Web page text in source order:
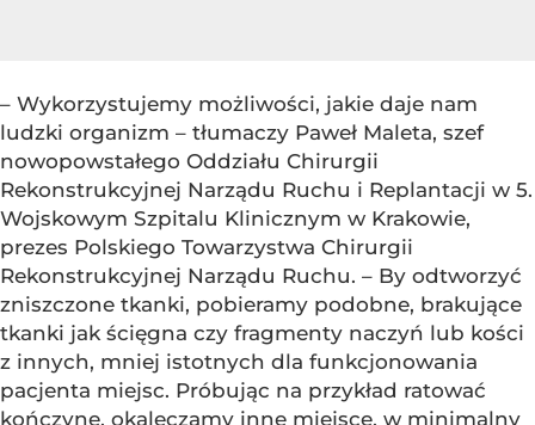
– Wykorzystujemy możliwości, jakie daje nam
ludzki organizm – tłumaczy Paweł Maleta, szef
nowopowstałego Oddziału Chirurgii
Rekonstrukcyjnej Narządu Ruchu i Replantacji w 5.
Wojskowym Szpitalu Klinicznym w Krakowie,
prezes Polskiego Towarzystwa Chirurgii
Rekonstrukcyjnej Narządu Ruchu. – By odtworzyć
zniszczone tkanki, pobieramy podobne, brakujące
tkanki jak ścięgna czy fragmenty naczyń lub kości
z innych, mniej istotnych dla funkcjonowania
pacjenta miejsc. Próbując na przykład ratować
kończynę, okaleczamy inne miejsce, w minimalny